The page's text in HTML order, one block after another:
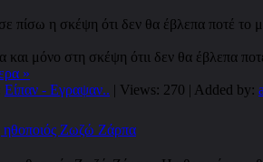
πίσω η σκέψη ότι δεν θα έβλεπα ποτέ το
και μόνο στη σκέψη ότιι δεν θα έβλεπα
»
Είπαν - Εγραψαν.. | Views: 270 | Added by:
Ζωζώ Ζάρπα